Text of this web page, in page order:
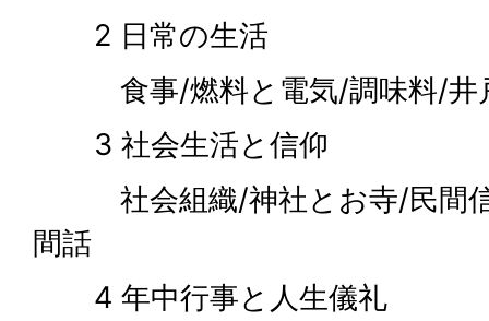
2 日常の生活
食事/燃料と電気/調味料/井
3 社会生活と信仰
社会組織/神社とお寺/民間信
間話
4 年中行事と人生儀礼